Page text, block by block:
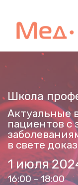
Школа
Актуальные
пациентов
в свете
1 июля
16:00 - 18:00